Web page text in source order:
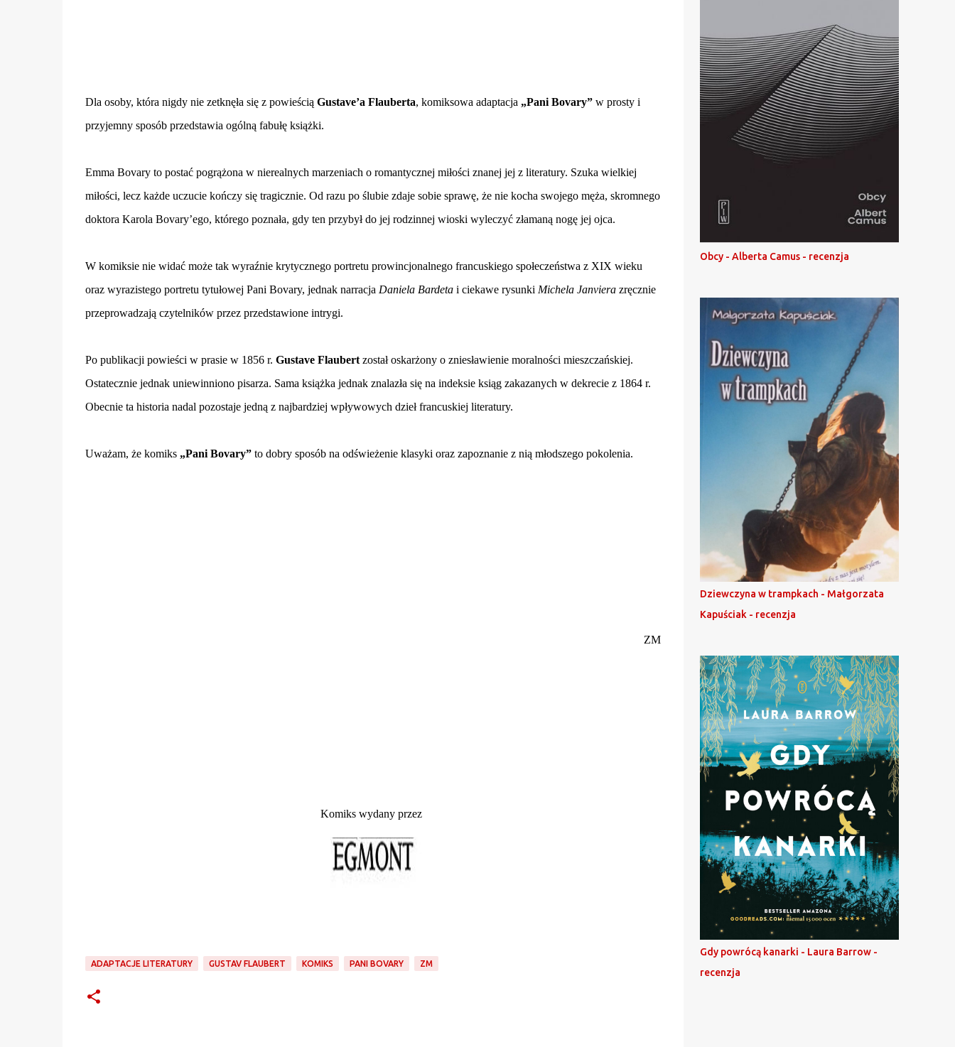
Dla osoby, która nigdy nie zetknęła się z powieścią Gustave’a Flauberta, komiksowa adaptacja „Pani Bovary”w prosty i
przyjemny sposób przedstawia ogólną fabułę książki.
Emma Bovary to postać pogrążona w nierealnych marzeniach o romantycznej miłości znanej jej z literatury. Szuka wielkiej
miłości, lecz każde uczucie kończy się tragicznie. Od razu po ślubie zdaje sobie sprawę, że nie kocha swojego męża, skromnego
doktora Karola Bovary’ego, którego poznała, gdy ten przybył do jej rodzinnej wioski wyleczyć złamaną nogę jej ojca.
W komiksie nie widać może tak wyraźnie krytycznego portretu prowincjonalnego francuskiego społeczeństwa z XIX wieku
oraz wyrazistego portretu tytułowej Pani Bovary, jednak narracja Daniela Bardetai ciekawe rysunki Michela Janvierazręcznie
przeprowadzają czytelników przez przedstawione intrygi.
Po publikacji powieści w prasie w 1856 r. Gustave Flaubertzostał oskarżony o zniesławienie moralności mieszczańskiej.
Ostatecznie jednak uniewinniono pisarza. Sama książka jednak znalazła się na indeksie ksiąg zakazanych w dekrecie z 1864 r.
Obecnie ta historia nadal pozostaje jedną z najbardziej wpływowych dzieł francuskiej literatury.
Uważam, że komiks „Pani Bovary”to dobry sposób na odświeżenie klasyki oraz zapoznanie z nią młodszego pokolenia.
ZM
Komiks wydany przez
ADAPTACJE LITERATURY GUSTAV FLAUBERT KOMIKS PANI BOVARY ZM
Obcy - Alberta Camus - recenzja
Dziewczyna w trampkach - Małgorzata
Kapuściak - recenzja
Gdy powrócą kanarki - Laura Barrow -
recenzja